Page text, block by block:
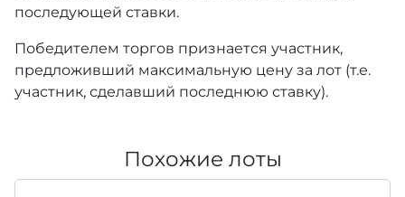
последующей ставки.
Победителем торгов признается участник,
предложивший максимальную цену за лот (т.е.
участник, сделавший последнюю ставку).
Похожие лоты